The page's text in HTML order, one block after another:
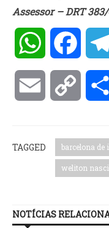
Assessor – DRT 383/
WhatsApp
Email Copy
TAGGED barcelona de
weliton
NOTÍCIAS